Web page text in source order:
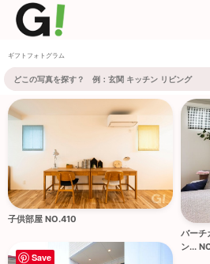
ギフトフォトグラム
子供部屋 NO.410
バーチ
ン...
Save